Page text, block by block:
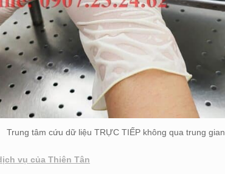
Trung tâm cứu dữ liệu TRỰC TIẾP không qua trung gian.
vụ của Thiên Tân